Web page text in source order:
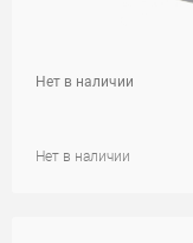
Нет в наличии
Нет в наличии